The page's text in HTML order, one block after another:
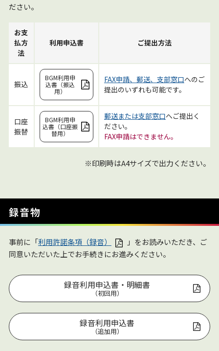
ださい。
お支
払方
法
利用申込書 ご提出方法
振込
BGM利用申
込書（振込
用）
FAX申請、郵送、支部窓口へのご
提出のいずれも可能です。
口座
振替
BGM利用申
込書（口座振
替用）
郵送または支部窓口へご提出く
ださい。
FAX申請はできません。
※印刷時はA4サイズで出力ください。
録音物
事前に「利用許諾条項（録音）
」をお読みいただき、ご
同意いただいた上でお手続きにお進みください。
録音利用申込書・明細書
（初回用）
録音利用申込書
（追加用）